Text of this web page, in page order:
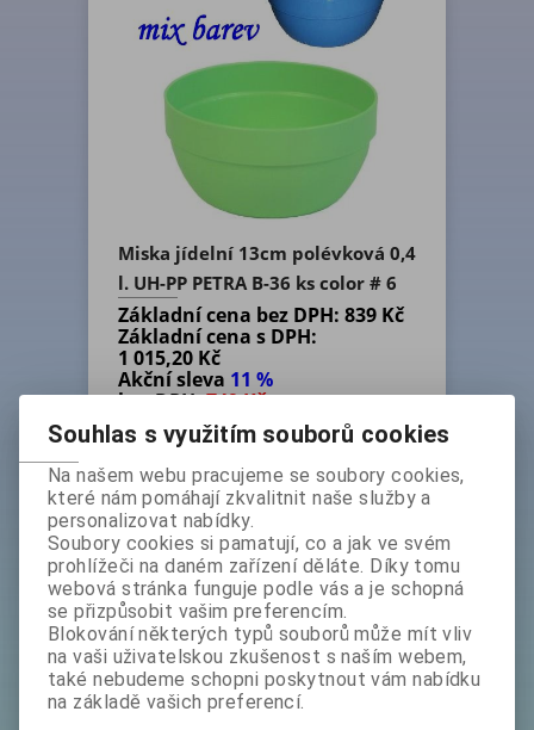
Miska jídelní 13cm polévková 0,4
l. UH-PP PETRA B-36 ks color # 6
Základní cena bez DPH: 839 Kč
Základní cena s DPH:
1 015,20 Kč
Akční sleva 11 %
bez DPH:749 Kč
906,30 Kč
Koupit
Katalogové číslo:2371060-36*AKCE
Ihned expedujeme - Termín dodání (dny):1
Hmotnost:0,4 kg
Tisk
Zákaznické volby výrobku:
Provedení
Souhlas s využitím souborů cookies
Na našem webu pracujeme se soubory cookies,
které nám pomáhají zkvalitnit naše služby a
personalizovat nabídky.
Soubory cookies si pamatují, co a jak ve svém
prohlížeči na daném zařízení děláte. Díky tomu
webová stránka funguje podle vás a je schopná
se přizpůsobit vašim preferencím.
Blokování některých typů souborů může mít vliv
na vaši uživatelskou zkušenost s naším webem,
také nebudeme schopni poskytnout vám nabídku
na základě vašich preferencí.